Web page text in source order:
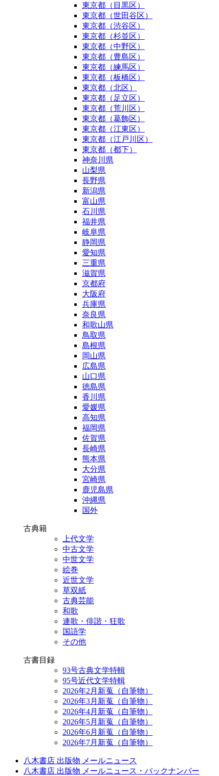
東京都（目黒区）
東京都（世田谷区）
東京都（渋谷区）
東京都（杉並区）
東京都（中野区）
東京都（豊島区）
東京都（練馬区）
東京都（板橋区）
東京都（北区）
東京都（足立区）
東京都（荒川区）
東京都（葛飾区）
東京都（江東区）
東京都（江戸川区）
東京都（都下）
神奈川県
山梨県
長野県
新潟県
富山県
石川県
福井県
岐阜県
静岡県
愛知県
三重県
滋賀県
京都府
大阪府
兵庫県
奈良県
和歌山県
鳥取県
島根県
岡山県
広島県
山口県
徳島県
香川県
愛媛県
高知県
福岡県
佐賀県
長崎県
熊本県
大分県
宮崎県
鹿児島県
沖縄県
国外
古典籍
上代文学
中古文学
中世文学
絵巻
近世文学
草双紙
古典芸能
和歌
連歌・俳諧・狂歌
国語学
その他
古書目録
93号古典文学特輯
95号近代文学特輯
2026年2月新蒐（自筆物）
2026年3月新蒐（自筆物）
2026年4月新蒐（自筆物）
2026年5月新蒐（自筆物）
2026年6月新蒐（自筆物）
2026年7月新蒐（自筆物）
八木書店 出版物 メールニュース
八木書店 出版物 メールニュース・バックナンバー